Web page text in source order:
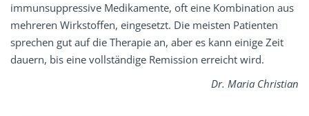
immunsuppressive Medikamente, oft eine Kombination aus
mehreren Wirkstoffen, eingesetzt. Die meisten Patienten
sprechen gut auf die Therapie an, aber es kann einige Zeit
dauern, bis eine vollständige Remission erreicht wird.
Dr. Maria Christian